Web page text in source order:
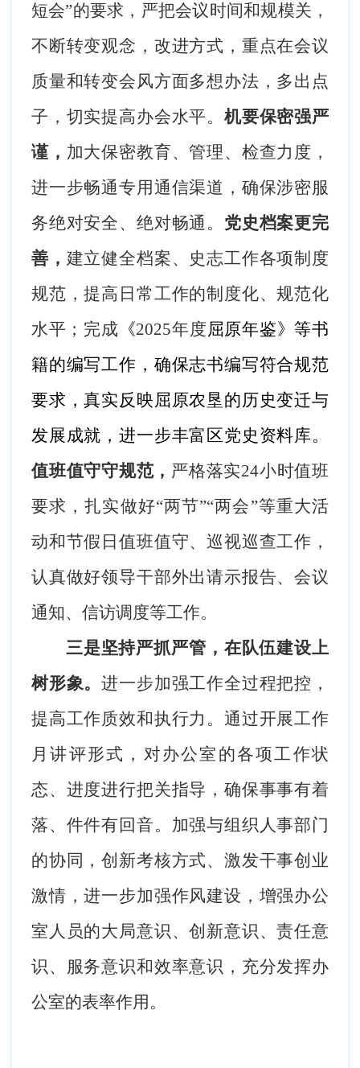
短会”的要求，严把会议时间和规模关，
不断转变观念，改进方式，重点在会议
质量和转变会风方面多想办法，多出点
子，切实提高办会水平。 机要保密强严
谨， 加大保密教育、管理、检查力度，
进一步畅通专用通信渠道，确保涉密服
务绝对安全、绝对畅通。 党史档案更完
善， 建立健全档案、史志工作各项制度
规范，提高日常工作的制度化、规范化
水平； 完成 《2025年度屈原年鉴》等书
籍的编写工作，确保志书编写符合规范
要求，真实反映屈原农垦的历史变迁与
发展成就，进一步丰富区党史资料库。
值班值守守规范， 严格落实24小时值班
要求，扎实做好“两节”“两会”等重大活
动和节假日值班值守、巡视巡查工作，
认真做好领导干部外出请示报告、会议
通知、信访调度等工作。
三是坚持严抓严管，在队伍建设上
树形象。进一步加强工作全过程把控，
提高工作质效和执行力。通过开展工作
月讲评形式，对办公室的各项工作状
态、进度进行把关指导，确保事事有着
落、件件有回音。加强与组织人事部门
的协同，创新考核方式、激发干事创业
激情，进一步加强作风建设，增强办公
室人员的大局意识、创新意识、责任意
识、服务意识和效率意识，充分发挥办
公室的表率作用。